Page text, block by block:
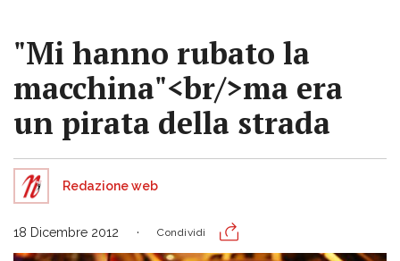
"Mi hanno rubato la
macchina"<br/>ma era
un pirata della strada
Redazione web
18 Dicembre 2012 Condividi